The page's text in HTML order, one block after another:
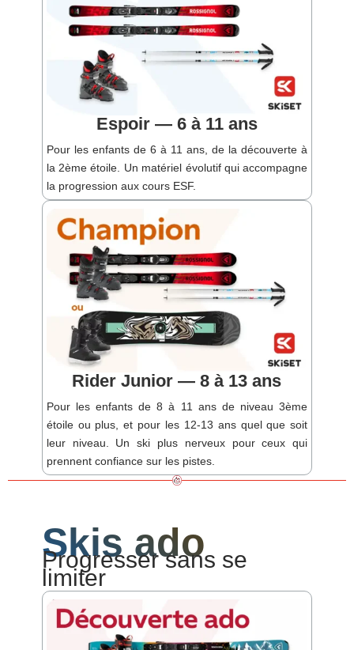
Espoir — 6 à 11 ans
Pour les enfants de 6 à 11 ans, de la découverte à
la 2ème étoile. Un matériel évolutif qui accompagne
la progression aux cours ESF.
Rider Junior — 8 à 13 ans
Pour les enfants de 8 à 11 ans de niveau 3ème
étoile ou plus, et pour les 12-13 ans quel que soit
leur niveau. Un ski plus nerveux pour ceux qui
prennent confiance sur les pistes.
Skis ado
Progresser sans se
limiter